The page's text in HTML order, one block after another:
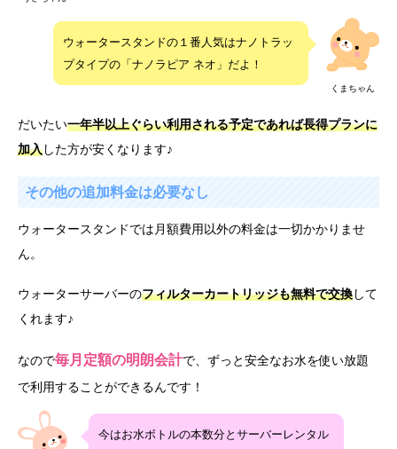
くまちゃん
ウォータースタンドの１番人気はナノトラッ
プタイプの「ナノラピア ネオ」だよ！
だいたい一年半以上ぐらい利用される予定であれば長得プランに
加入した方が安くなります♪
その他の追加料金は必要なし
ウォータースタンドでは月額費用以外の料金は一切かかりませ
ん。
ウォーターサーバーのフィルターカートリッジも無料で交換して
くれます♪
なので毎月定額の明朗会計で、ずっと安全なお水を使い放題
で利用することができるんです！
今はお水ボトルの本数分とサーバーレンタル